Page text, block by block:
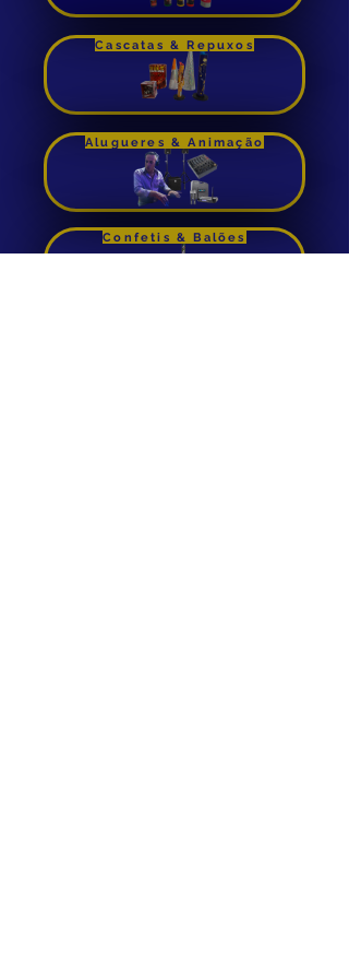
Comprar
Cascatas & Repuxos
Alugueres & Animação
Confetis & Balões